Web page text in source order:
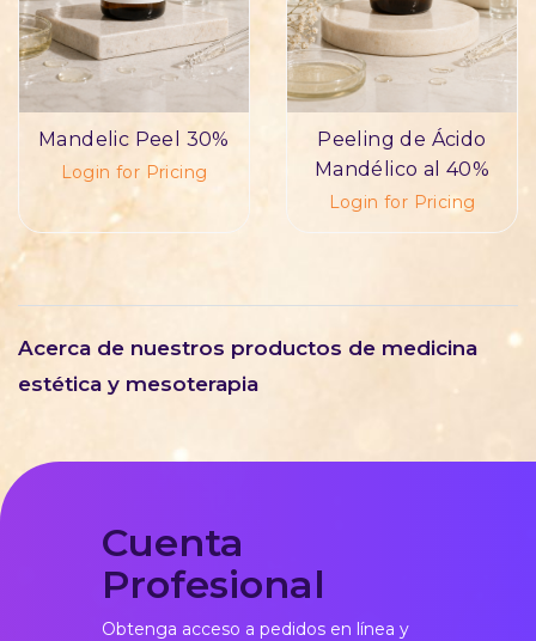
Mandelic Peel 30%
Login for Pricing
Peeling de Ácido
Mandélico al 40%
Login for Pricing
Acerca de nuestros productos de medicina
estética y mesoterapia
Cuenta
Profesional
Obtenga acceso a pedidos en línea y